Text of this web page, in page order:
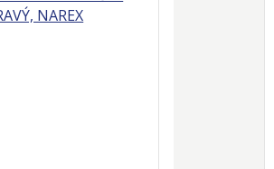
NAREX